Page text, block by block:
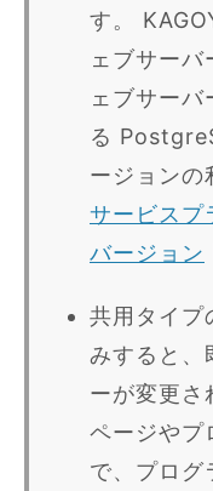
す。
ェブサーバ
ェブサー
る
ージョンの
サービス
バージョン
共用タイプ
みすると、
ーが変更さ
ページやプ
で、プログ